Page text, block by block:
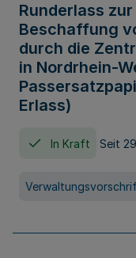
Runderlass
Beschaffung
durch die
in Nordrhein-
Erlass)
In Kraft Seit